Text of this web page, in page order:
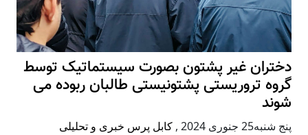
دختران غیر پشتون بصورت سیستماتیک توسط
گروه تروریستی پشتونیستی طالبان ربوده می
شوند
پنج شنبه25 جنوری 2024 , کابل پرس خبری و تحلیلی